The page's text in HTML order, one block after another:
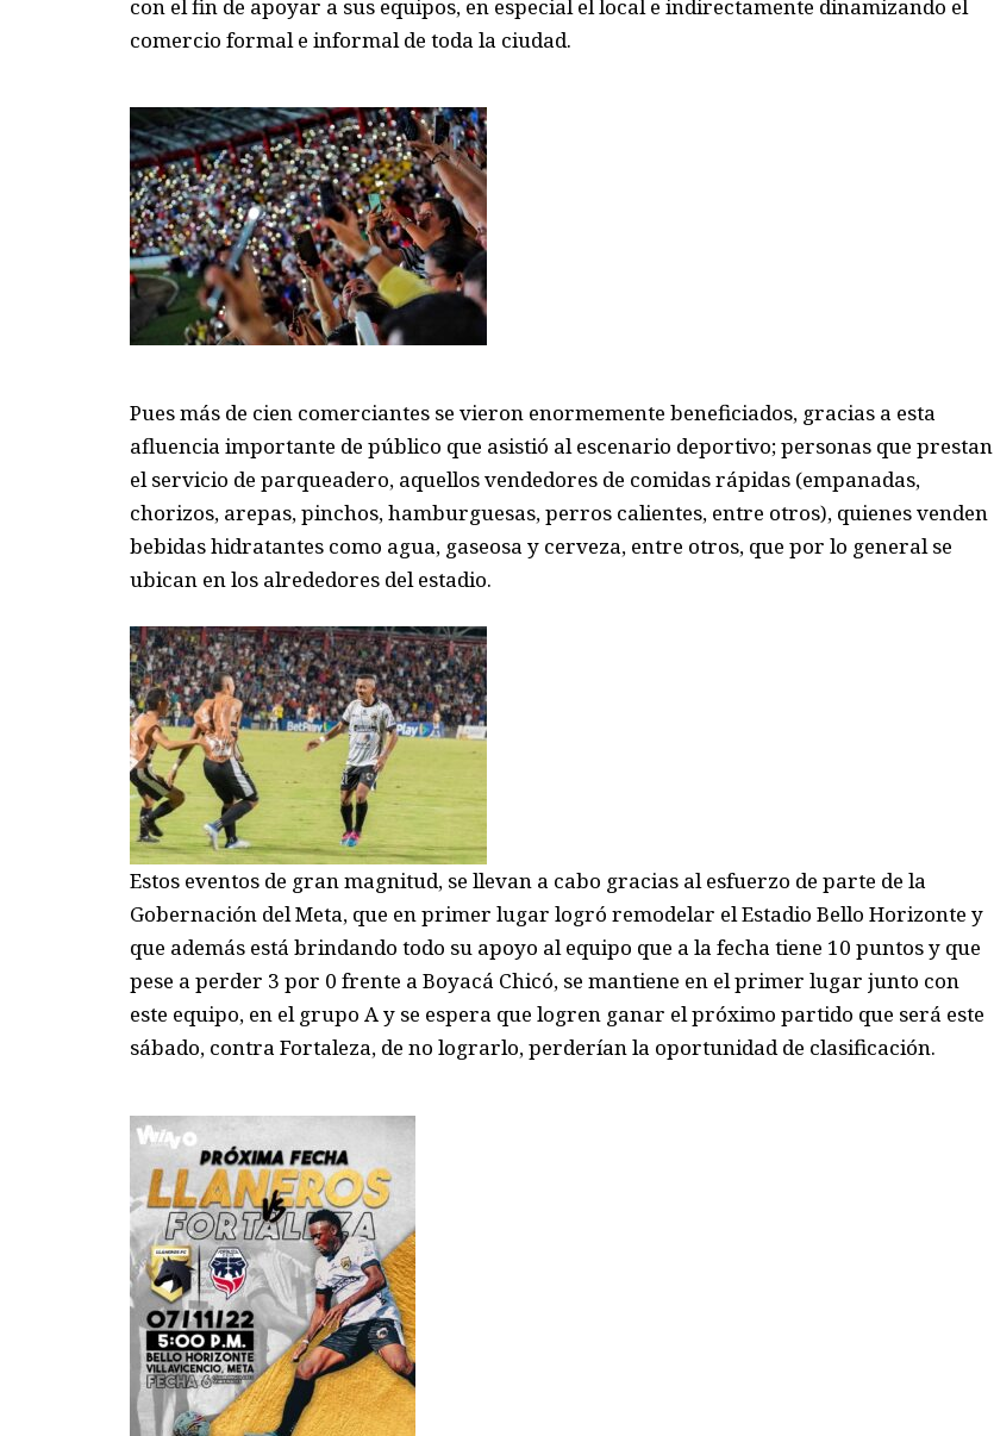
con el fin de apoyar a sus equipos, en especial el locale indirectamente dinamizando el
comercio formal e informal de toda la ciudad.
Pues más de cien comerciantes se vieron enormemente beneficiados, gracias a esta
afluenciaimportante de público que asistió al escenario deportivo; personas que prestan
el servicio de parqueadero,aquellos vendedores de comidas rápidas (empanadas,
chorizos, arepas, pinchos, hamburguesas, perros calientes, entre otros), quienes venden
bebidas hidratantes como agua, gaseosa y cerveza, entre otros, que por lo general se
ubican en los alrededores del estadio.
Estos eventos de gran magnitud, se llevan a cabo gracias al esfuerzo de parte de la
Gobernación del Meta, que en primer lugar logró remodelar el Estadio Bello Horizonte y
que además está brindando todo su apoyo al equipo que a la fecha tiene 10 puntos y que
pese a perder 3 por 0 frente a Boyacá Chicó,se mantiene en el primer lugar junto con
este equipo, en elgrupo A y se espera que logren ganar el próximo partido que será este
sábado, contra Fortaleza, de no lograrlo, perderían la oportunidad de clasificación.